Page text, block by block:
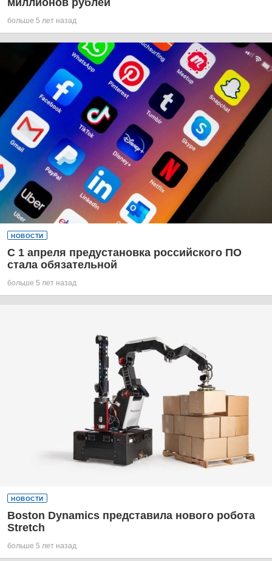
больше 5 лет назад
НОВОСТИ
С 1 апреля предустановка российского ПО
стала обязательной
больше 5 лет назад
НОВОСТИ
Boston Dynamics представила нового робота
Stretch
больше 5 лет назад